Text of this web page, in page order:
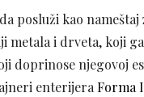
posluži kao
i drveta, koji
doprinose njegovoj
enterijera Forma